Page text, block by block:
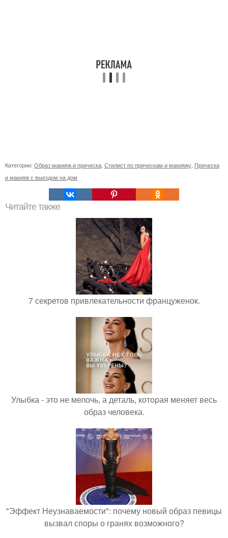
Категории: Образ макияж и прическа Стилист по прическам и макияжу Прическа
и макияж с выездом на дом
Читайте также
7 секретов привлекательности француженок.
Улыбка - это не мелочь, а деталь, которая меняет весь
образ человека.
"Эффект Неузнаваемости": почему новый образ певицы
вызвал споры о гранях возможного?